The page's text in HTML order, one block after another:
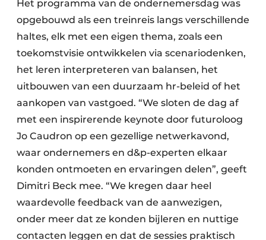
Het programma van de ondernemersdag was
opgebouwd als een treinreis langs verschillende
haltes, elk met een eigen thema, zoals een
toekomstvisie ontwikkelen via scenariodenken,
het leren interpreteren van balansen, het
uitbouwen van een duurzaam hr-beleid of het
aankopen van vastgoed. “We sloten de dag af
met een inspirerende keynote door futuroloog
Jo Caudron op een gezellige netwerkavond,
waar ondernemers en d&p-experten elkaar
konden ontmoeten en ervaringen delen”, geeft
Dimitri Beck mee. “We kregen daar heel
waardevolle feedback van de aanwezigen,
onder meer dat ze konden bijleren en nuttige
contacten leggen en dat de sessies praktisch